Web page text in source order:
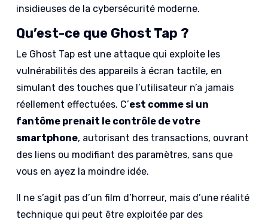
insidieuses de la cybersécurité moderne.
Qu’est-ce que Ghost Tap ?
Le Ghost Tap est une attaque qui exploite les
vulnérabilités des appareils à écran tactile, en
simulant des touches que l’utilisateur n’a jamais
réellement effectuées. C’est comme si un
fantôme prenait le contrôle de votre
smartphone, autorisant des transactions, ouvrant
des liens ou modifiant des paramètres, sans que
vous en ayez la moindre idée.
Il ne s’agit pas d’un film d’horreur, mais d’une réalité
technique qui peut être exploitée par des